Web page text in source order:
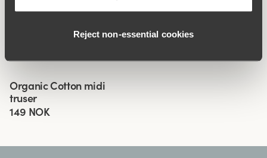
Reject non‑essential cookies
Relaterte produkter
Organic Cotton truser
229 NOK
4 for 3
Organic Cotton shorty
169 NOK
Viewing image 1 of 3
4 for 3
Organic Cotton midi
truser
149 NOK